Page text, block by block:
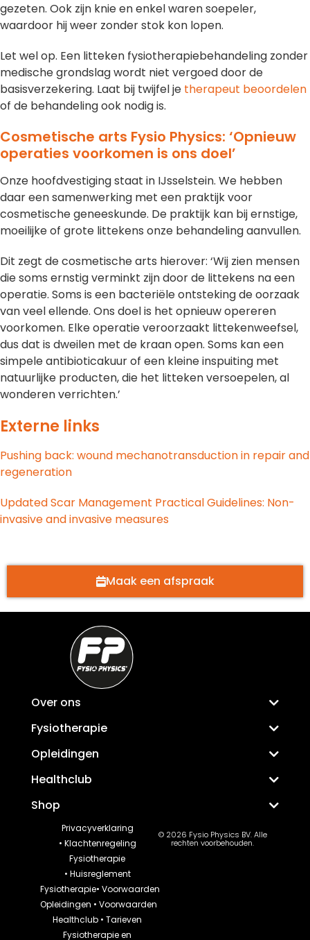
gezeten. Ook zijn knie en enkel waren soepeler,
waardoor hij weer zonder stok kon lopen.
Let wel op. Een litteken fysiotherapiebehandeling zonder
medische grondslag wordt niet vergoed door de
basisverzekering. Laat bij twijfel je therapeut beoordelen
of de behandeling ook nodig is.
Cosmetische arts Fysio Physics: ‘Opnieuw
operaties voorkomen is ons doel’
Onze hoofdvestiging staat in IJsselstein. We hebben
daar een samenwerking met een praktijk voor
cosmetische geneeskunde. De praktijk kan bij ernstige,
moeilijke of grote littekens onze behandeling aanvullen.
Dit zegt de cosmetische arts hierover: ‘Wij zien mensen
die soms ernstig verminkt zijn door de littekens na een
operatie. Soms is een bacteriële ontsteking de oorzaak
van veel ellende. Ons doel is het opnieuw opereren
voorkomen. Elke operatie veroorzaakt littekenweefsel,
dus dat is dweilen met de kraan open. Soms kan een
simpele antibioticakuur of een kleine inspuiting met
natuurlijke producten, die het litteken versoepelen, al
wonderen verrichten.’
Externe links
Pushing back: wound mechanotransduction in repair and
regeneration
Updated Scar Management Practical Guidelines: Non-
invasive and invasive measures
Maak een afspraak
Over ons
Fysiotherapie
Opleidingen
Healthclub
Shop
Privacyverklaring
• Klachtenregeling
Fysiotherapie
• Huisreglement
Fysiotherapie• Voorwaarden
Opleidingen • Voorwaarden
Healthclub •Tarieven
Fysiotherapie en
© 2026 Fysio Physics BV. Alle
rechten voorbehouden.